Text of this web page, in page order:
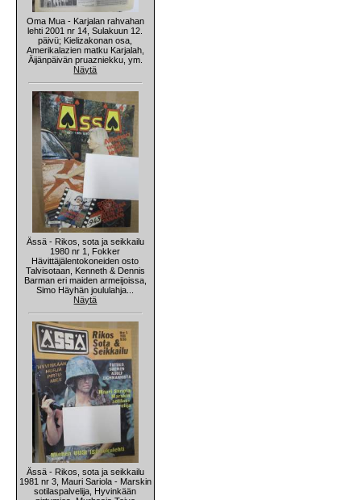
Oma Mua - Karjalan rahvahan
lehti 2001 nr 14, Sulakuun 12.
päivü; Kielizakonan osa,
Amerikalazien matku Karjalah,
Äijänpäivän pruazniekku, ym.
Näytä
Ässä - Rikos, sota ja seikkailu
1980 nr 1, Fokker
Hävittäjälentokoneiden osto
Talvisotaan, Kenneth & Dennis
Barman eri maiden armeijoissa,
Simo Häyhän joululahja...
Näytä
Ässä - Rikos, sota ja seikkailu
1981 nr 3, Mauri Sariola - Marskin
sotilaspalvelija, Hyvinkään